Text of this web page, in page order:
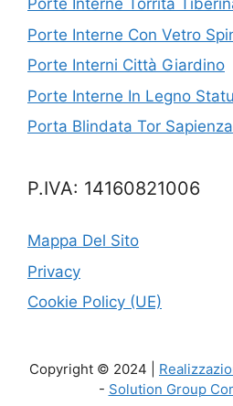
Porte Interne Torrita
Porte Interne Con Vetro
Porte Interni Città Giardino
Porte Interne In Legno
Porta Blindata Tor Sapienza
P.IVA: 14160821006
Mappa Del Sito
Privacy
Cookie Policy (UE)
Copyright © 2024 |
- Solution Group